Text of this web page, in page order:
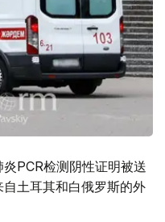
PCR检测阴性证明被送
土耳其和白俄罗斯的外